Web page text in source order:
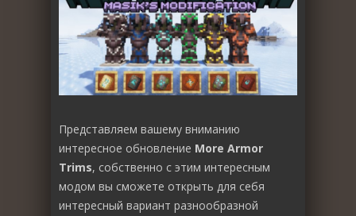
Представляем вашему вниманию
интересное обновление More Armor
Trims, собственно с этим интересным
модом вы сможете открыть для себя
интересный вариант разнообразной